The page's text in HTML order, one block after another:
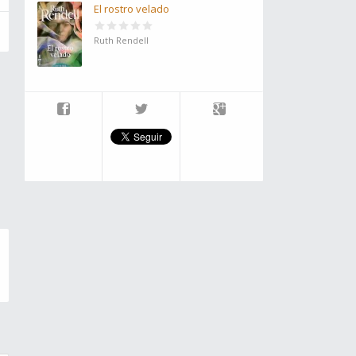
El rostro velado
Ruth Rendell